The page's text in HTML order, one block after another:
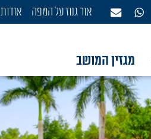
אור גנוז על המפה אודות
מגזין המושב